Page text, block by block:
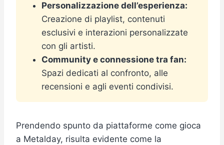
Personalizzazione dell’esperienza:
Creazione di playlist, contenuti
esclusivi e interazioni personalizzate
con gli artisti.
Community e connessione tra fan:
Spazi dedicati al confronto, alle
recensioni e agli eventi condivisi.
Prendendo spunto da piattaforme come gioca
a Metalday, risulta evidente come la